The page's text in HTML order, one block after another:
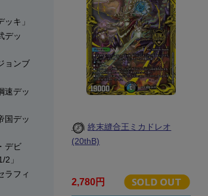
キ」
デッ
ョンブ
速デッ
国デッ
デビ
」
ラフィ
終末縫合王ミカドレオ
(20thB)
2,780円